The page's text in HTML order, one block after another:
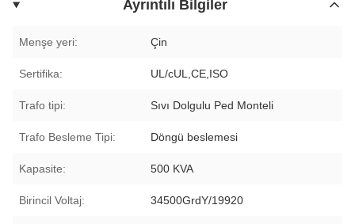
Ayrıntılı Bilgiler
Menşe yeri: Çin
Sertifika: UL/cUL,CE,ISO
Trafo tipi: Sıvı Dolgulu Ped Monteli
Trafo Besleme Tipi: Döngü beslemesi
Kapasite: 500 KVA
Birincil Voltaj: 34500GrdY/19920